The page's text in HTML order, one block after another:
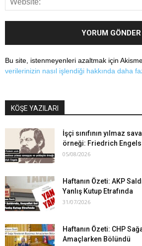
Bu site, istenmeyenleri azaltmak için
verilerinizin nasıl işlendiği hakkında daha
KÖŞE YAZILARI
İşçi sınıfının yılmaz
örneği: Friedrich Engels
05/08/2026
Haftanın Özeti: AKP
Yanlış Kutup Etrafında
31/07/2026
Haftanın Özeti: CHP
Amaçlarken Bölündü